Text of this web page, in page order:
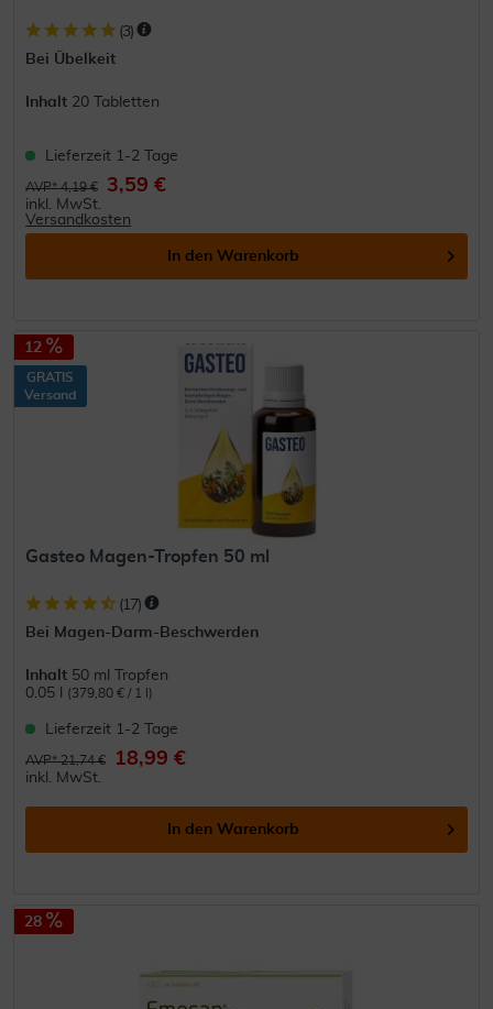
(3)
Bei Übelkeit
Inhalt 20 Tabletten
Lieferzeit 1-2 Tage
AVP* 4,19 € 3,59 €
inkl. MwSt.
Versandkosten
In den Warenkorb
12
GRATIS
Versand
Gasteo Magen-Tropfen 50 ml
(17)
Bei Magen-Darm-Beschwerden
Inhalt 50 ml Tropfen
0.05 l
(379,80 € / 1 l)
Lieferzeit 1-2 Tage
AVP* 21,74 € 18,99 €
inkl. MwSt.
In den Warenkorb
28